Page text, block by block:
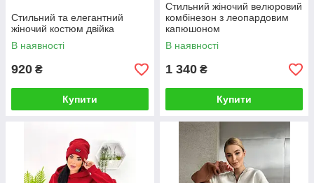
Стильний та елегантний
жіночий костюм двійка
В наявності
920 ₴
Купити
Стильний жіночий велюровий
комбінезон з леопардовим
капюшоном
В наявності
1 340 ₴
Купити